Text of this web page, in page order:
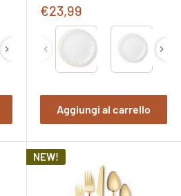
Prezzo
vendita
€23,99
Type
Aggiungi al carrello
NEW!